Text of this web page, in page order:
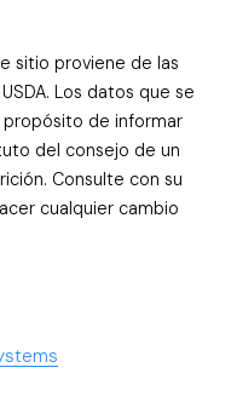
sitio proviene de las
Los datos que se
de informar
del consejo de un
Consulte con su
cualquier cambio